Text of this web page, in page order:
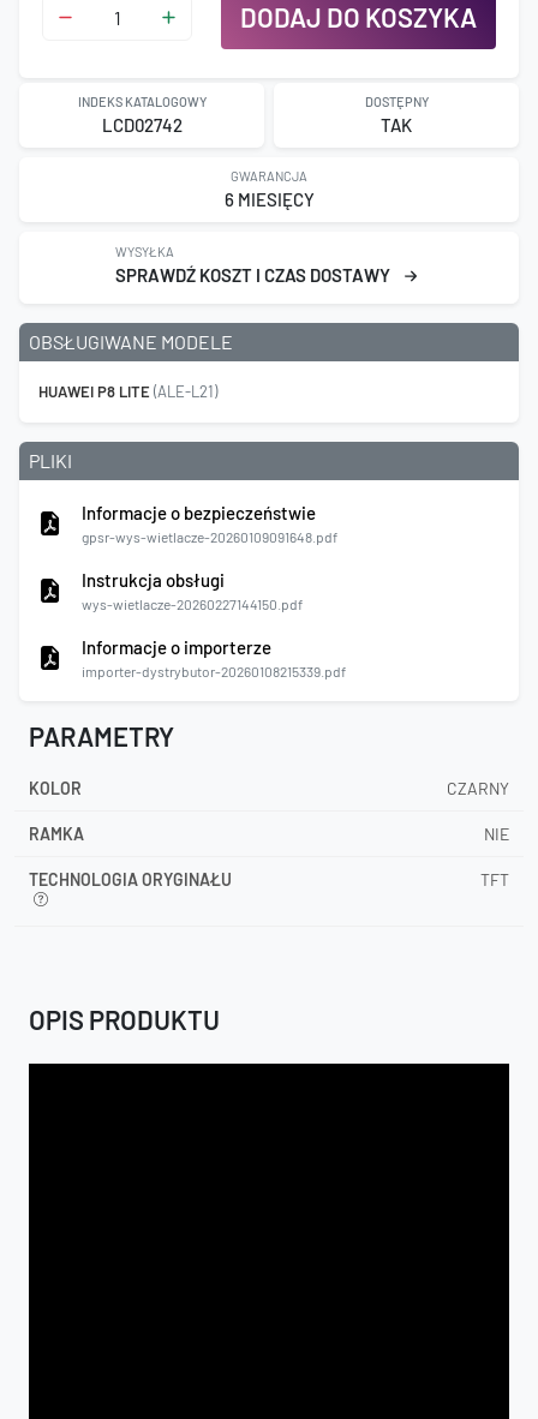
DODAJ DO KOSZYKA
INDEKS KATALOGOWY
LCD02742
DOSTĘPNY
TAK
GWARANCJA
6 MIESIĘCY
WYSYŁKA
SPRAWDŹ KOSZT I CZAS DOSTAWY
OBSŁUGIWANE MODELE
HUAWEI P8 LITE (ALE-L21)
PLIKI
Informacje o bezpieczeństwie
gpsr-wys-wietlacze-20260109091648.pdf
Instrukcja obsługi
wys-wietlacze-20260227144150.pdf
Informacje o importerze
importer-dystrybutor-20260108215339.pdf
PARAMETRY
KOLOR CZARNY
RAMKA NIE
TECHNOLOGIA ORYGINAŁU TFT
OPIS PRODUKTU